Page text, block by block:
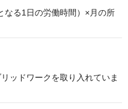
る1日の労働時間）×月の所
ッドワークを取り入れていま